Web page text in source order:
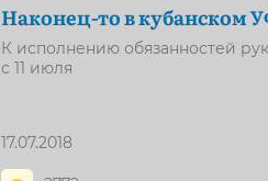
Наконец-то в кубанском
К исполнению обязанностей
с 11 июля
17.07.2018